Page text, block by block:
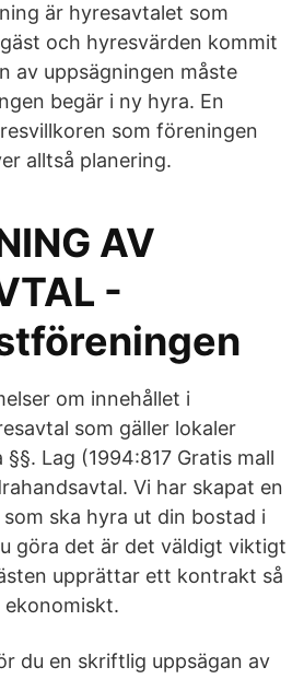
är hyresavtalet som
och hyresvärden kommit
av uppsägningen måste
begär i ny hyra. En
som föreningen
alltså planering.
AV
-
om innehållet i
som gäller lokaler
Lag (1994:817 Gratis mall
Vi har skapat en
ska hyra ut din bostad i
göra det är det väldigt viktigt
upprättar ett kontrakt så
du en skriftlig uppsägan av